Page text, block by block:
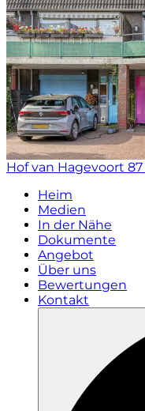
Hof van Hagevoort 87
Heim
Medien
In der Nähe
Dokumente
Angebot
Über uns
Bewertungen
Kontakt